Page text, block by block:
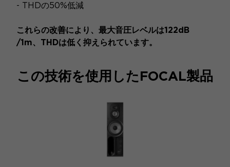
- THDの50%低減
これらの改善により、最大音圧レベルは122dB
/1m、THDは低く抑えられています。
この技術を使用したFOCAL製品